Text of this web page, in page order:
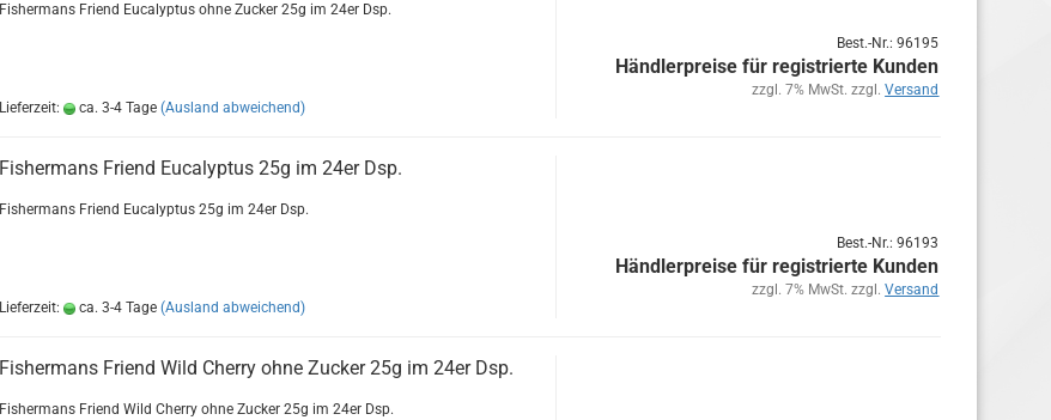
Fi­sher­m­ans Friend Eu­ca­lyp­tus ohne Zu­cker 25g im 24er Dsp.
Lieferzeit: ca. 3-4 Tage (Ausland abweichend)
Best.-Nr.: 96195
Händlerpreise für registrierte Kunden
zzgl. 7% MwSt. zzgl.Versand
Fi­sher­m­ans Friend Eu­ca­lyp­tus 25g im 24er Dsp.
Fi­sher­m­ans Friend Eu­ca­lyp­tus 25g im 24er Dsp.
Lieferzeit: ca. 3-4 Tage (Ausland abweichend)
Best.-Nr.: 96193
Händlerpreise für registrierte Kunden
zzgl. 7% MwSt. zzgl.Versand
Fi­sher­m­ans Friend Wild Cher­ry ohne Zu­cker 25g im 24er Dsp.
Fi­sher­m­ans Friend Wild Cher­ry ohne Zu­cker 25g im 24er Dsp.